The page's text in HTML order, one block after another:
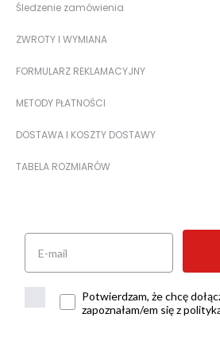
Śledzenie zamówienia
ZWROTY I WYMIANA
FORMULARZ REKLAMACYJNY
METODY PŁATNOŚCI
DOSTAWA I KOSZTY DOSTAWY
TABELA ROZMIARÓW
Potwierdzam, że chcę
zapoznałam/em się z